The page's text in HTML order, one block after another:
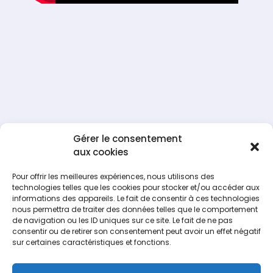
Gérer le consentement
aux cookies
Pour offrir les meilleures expériences, nous utilisons des
technologies telles que les cookies pour stocker et/ou accéder aux
informations des appareils. Le fait de consentir à ces technologies
nous permettra de traiter des données telles que le comportement
de navigation ou les ID uniques sur ce site. Le fait de ne pas
consentir ou de retirer son consentement peut avoir un effet négatif
sur certaines caractéristiques et fonctions.
Facebook Tweet Pin LinkedIn